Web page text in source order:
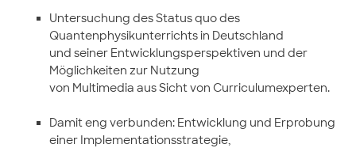
Untersuchung des Status quo des
Quantenphysikunterrichts in Deutschland
und seiner Entwicklungsperspektiven und der
Möglichkeiten zur Nutzung
von Multimedia aus Sicht von Curriculumexperten.
Damit eng verbunden: Entwicklung und Erprobung
einer Implementationsstrategie,